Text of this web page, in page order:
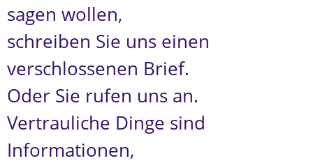
sagen wollen,
schreiben Sie uns einen
verschlossenen Brief.
Oder Sie rufen uns an.
Vertrauliche Dinge sind
Informationen,